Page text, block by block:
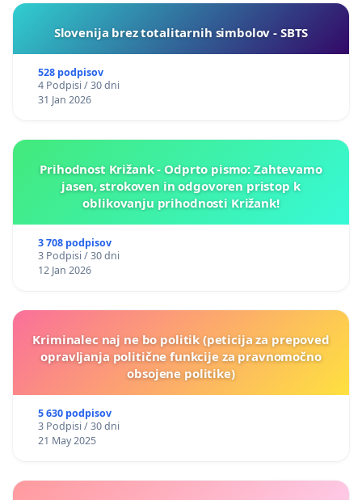
Slovenija brez totalitarnih simbolov - SBTS
528 podpisov
4 Podpisi / 30 dni
31 Jan 2026
Prihodnost Križank - Odprto pismo: Zahtevamo
jasen, strokoven in odgovoren pristop k
oblikovanju prihodnosti Križank!
3 708 podpisov
3 Podpisi / 30 dni
12 Jan 2026
Kriminalec naj ne bo politik (peticija za prepoved
opravljanja politične funkcije za pravnomočno
obsojene politike)
5 630 podpisov
3 Podpisi / 30 dni
21 May 2025